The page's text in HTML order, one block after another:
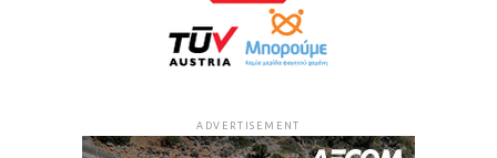
ADVERTISEMENT